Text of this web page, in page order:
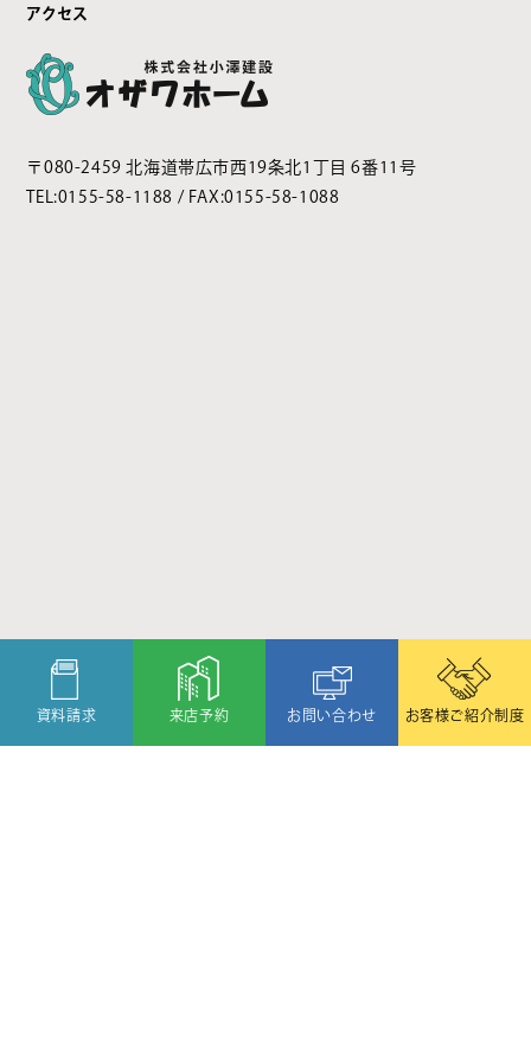
資料請求 来店予約 お問い合わせ お客様ご紹介制度
アクセス
〒080-2459 北海道帯広市西19条北1丁目 6番11号
TEL:0155-58-1188 / FAX:0155-58-1088